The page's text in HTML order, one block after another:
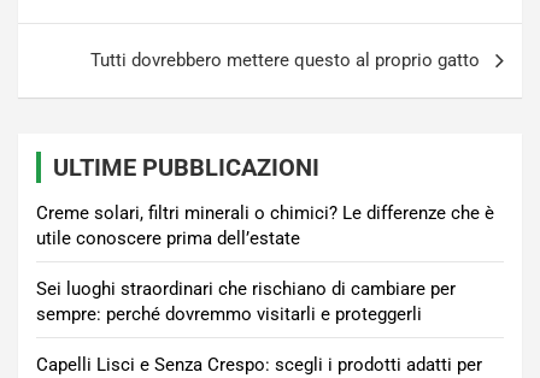
Tutti dovrebbero mettere questo al proprio gatto
ULTIME PUBBLICAZIONI
Creme solari, filtri minerali o chimici? Le differenze che è
utile conoscere prima dell’estate
Sei luoghi straordinari che rischiano di cambiare per
sempre: perché dovremmo visitarli e proteggerli
Capelli Lisci e Senza Crespo: scegli i prodotti adatti per